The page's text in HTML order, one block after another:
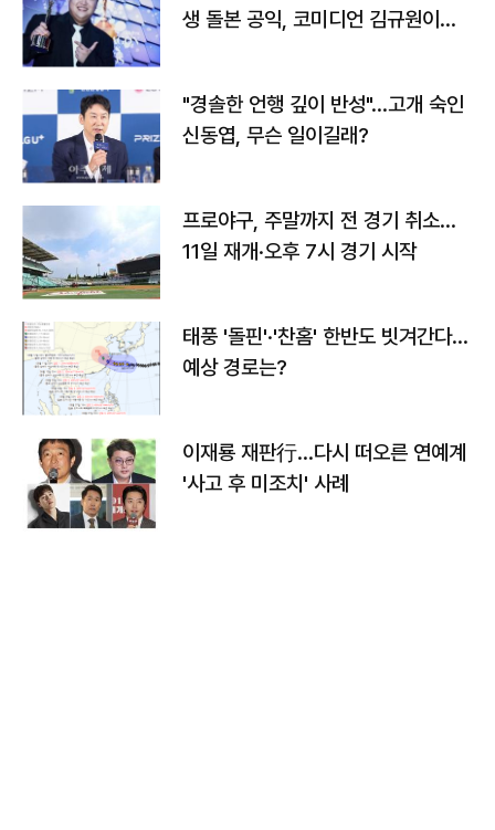
생 돌본 공익, 코미디언 김규원이었
"경솔한 언행 깊이 반성"…고개 숙인
신동엽, 무슨 일이길래?
프로야구, 주말까지 전 경기 취소…
11일 재개·오후 7시 경기 시작
태풍 '돌핀'·'찬홈' 한반도 빗겨간다…
예상 경로는?
이재룡 재판行…다시 떠오른 연예계
'사고 후 미조치' 사례